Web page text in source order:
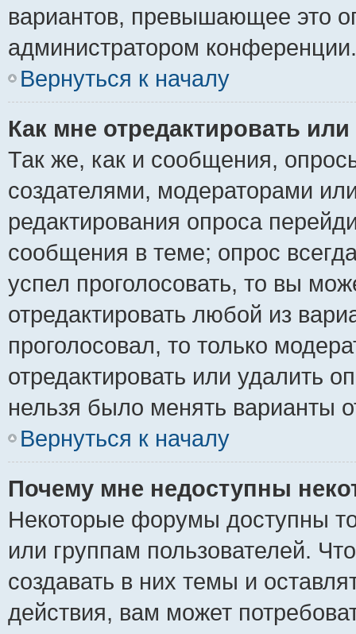
вариантов, превышающее это
администратором конференции.
Вернуться к началу
Как мне отредактировать
Так же, как и сообщения,
создателями, модераторами
редактирования опроса
сообщения в теме; опрос
успел проголосовать, то вы
отредактировать любой из
проголосовал, то только
отредактировать или удалить
нельзя было менять варианты
Вернуться к началу
Почему мне недоступны
Некоторые форумы доступны
или группам пользователей.
создавать в них темы и
действия, вам может